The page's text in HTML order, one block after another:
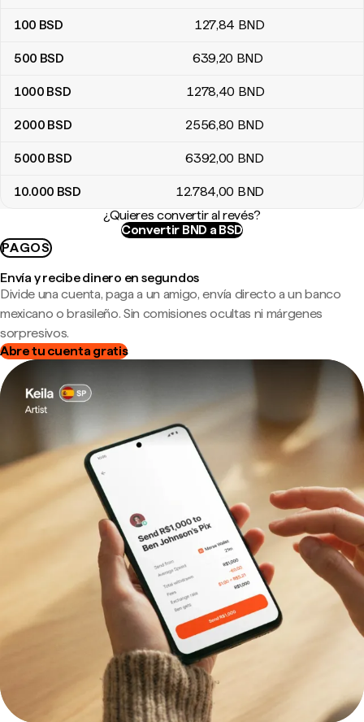
100 BSD 127,84 BND
500 BSD 639,20 BND
1000 BSD 1278,40 BND
2000 BSD 2556,80 BND
5000 BSD 6392,00 BND
10.000 BSD 12.784,00 BND
¿Quieres convertir al revés?
Convertir BND a BSD
PAGOS
Envía y recibe dinero en segundos
Divide una cuenta, paga a un amigo, envía directo a un banco
mexicano o brasileño. Sin comisiones ocultas ni márgenes
sorpresivos.
Abre tu cuenta gratis